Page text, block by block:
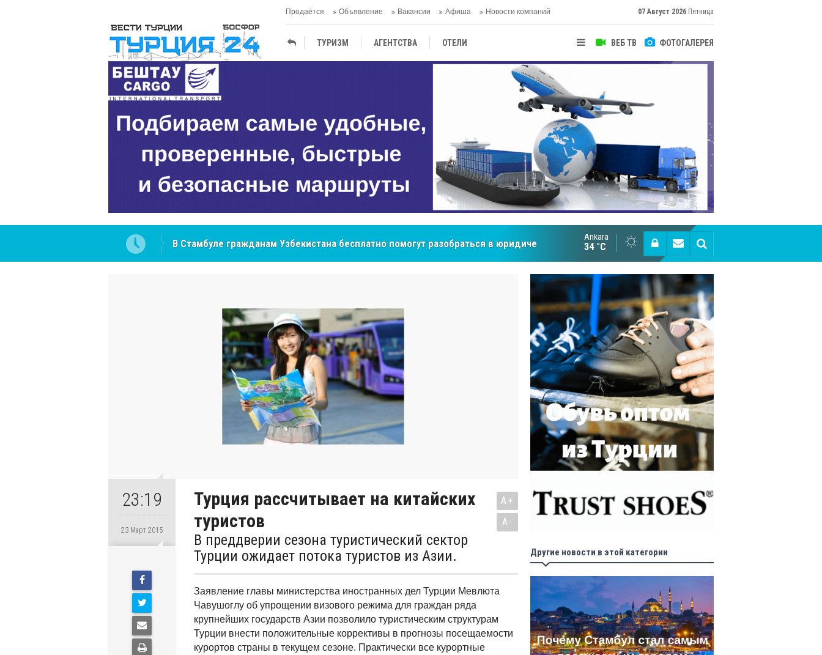
Продаётся Объявление Вакансии Афиша Новости компаний 07 Август 2026 Пятница
ВЕБ ТВ ФОТОГАЛЕРЕЯ
ТУРИЗМ АГЕНTСТВА ОТЕЛИ
NCS Jeans: турецкий бренд, покоривший сердца покупателей Центральной Азии Cottonhill покоряет мировые рынки
Ankara
34 °C
23:19
23 Март 2015
Турция рассчитывает на китайских
туристов
В преддверии сезона туристический сектор
Турции ожидает потока туристов из Азии.
A+
A-
Заявление главы министерства иностранных дел Турции Мевлюта
Чавушоглу об упрощении визового режима для граждан ряда
крупнейших государств Азии позволило туристическим структурам
Турции внести положительные коррективы в прогнозы посещаемости
курортов страны в текущем сезоне. Практически все курортные
Другие новости в этой категории